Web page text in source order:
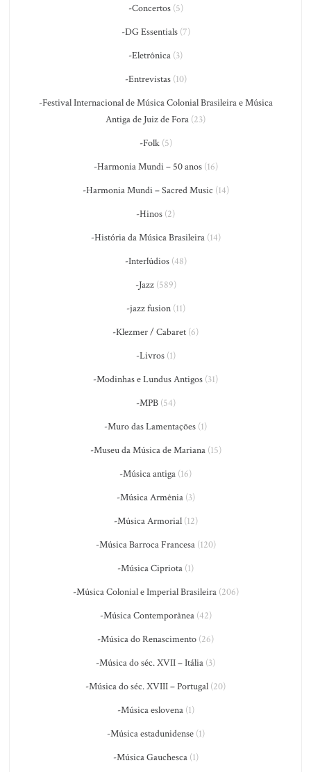
-Concertos(5)
-DG Essentials(7)
-Eletrônica (3)
-Entrevistas(10)
-Festival Internacional de Música Colonial Brasileira e Música
Antiga de Juiz de Fora (23)
-Folk(5)
-Harmonia Mundi – 50 anos(16)
-Harmonia Mundi – Sacred Music (14)
-Hinos (2)
-História da Música Brasileira(14)
-Interlúdios(48)
-Jazz(589)
-jazz fusion(11)
-Klezmer / Cabaret (6)
-Livros(1)
-Modinhas e Lundus Antigos (31)
-MPB(54)
-Muro das Lamentações (1)
-Museu da Música de Mariana(15)
-Música antiga (16)
-Música Armênia(3)
-Música Armorial(12)
-Música Barroca Francesa(120)
-Música Cipriota (1)
-Música Colonial e Imperial Brasileira(206)
-Música Contemporânea(42)
-Música do Renascimento (26)
-Música do séc. XVII – Itália (3)
-Música do séc. XVIII – Portugal (20)
-Música eslovena(1)
-Música estadunidense(1)
-Música Gauchesca(1)